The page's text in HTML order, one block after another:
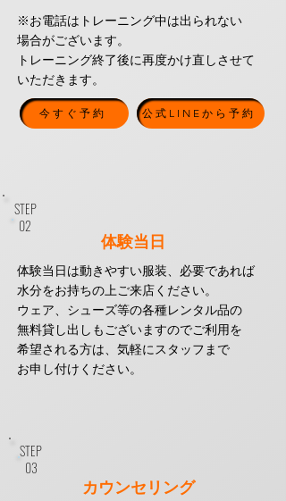
※お電話はトレーニング中は出られない
場合がございます。
トレーニング終了後に再度かけ直しさせて
いただきます。
今すぐ予約 公式LINEから予約
体験当日
体験当日は動きやすい服装、必要であれば
水分をお持ちの上ご来店ください。
ウェア、シューズ等の各種レンタル品の
無料貸し出しもございますので​ご利用を
希望される方は、気軽にスタッフまで
お申し付けください。
STEP
​02
​カウンセリング
STEP
​03